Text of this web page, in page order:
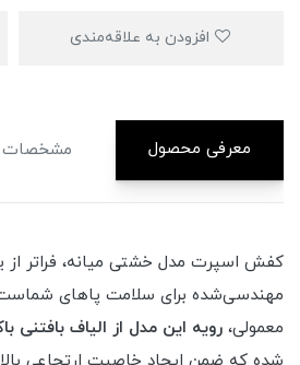
معرفی محصول مشخصات
کفش اسپرت مدل خشتی میانه، فراتر
مهندسی‌شده برای سلامت پاهای
معمولی، رویه این مدل از الیاف بافتنی